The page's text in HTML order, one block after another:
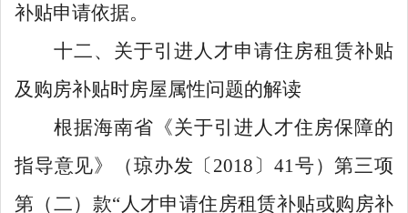
补贴申请依据。
十二、关于引进人才申请住房租赁补贴
及购房补贴时房屋属性问题的解读
根据海南省《关于引进人才住房保障的
指导意见》（琼办发〔 2018 〕 41 号）第三项
第（二）款“ 人才申请住房租赁补贴或购房补